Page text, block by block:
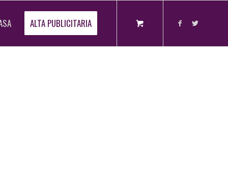
ALTA PUBLICITARIA